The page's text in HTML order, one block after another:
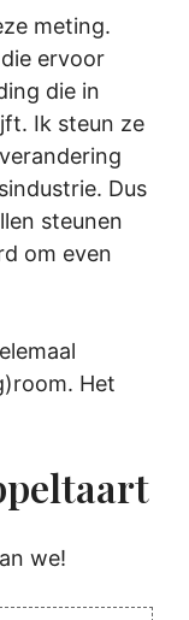
meting.
ervoor
die in
Ik steun ze
Dus
steunen
om even
Het
we!